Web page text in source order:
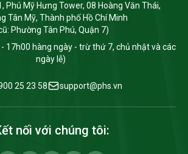
Phú Mỹ Hưng Tower, 08 Hoàng Văn Thái,
Tân Mỹ, Thành phố Hồ Chí Minh
Phường Tân Phú, Quận 7)
17h00 hàng ngày - trừ thứ 7, chủ nhật và các
ngày lễ)
25 23 58 support@phs.vn
nối với chúng tôi: